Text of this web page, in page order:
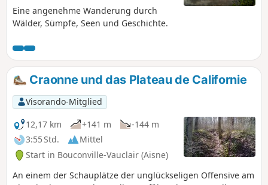
Eine angenehme Wanderung durch
Wälder, Sümpfe, Seen und Geschichte.
Craonne und das Plateau de Californie
Visorando-Mitglied
12,17 km
+141 m
-144 m
3:55 Std.
Mittel
Start in Bouconville-Vauclair (Aisne)
An einem der Schauplätze der unglückseligen Offensive am